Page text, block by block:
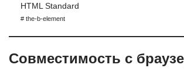
HTML Standard
# the-b-element
Совместимость с